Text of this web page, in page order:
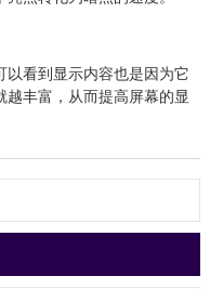
看到显示内容也是因为它
丰富，从而提高屏幕的显